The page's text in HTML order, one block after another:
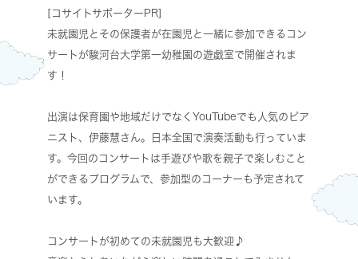
[コサイトサポーターPR]
未就園児とその保護者が在園児と一緒に参加できるコン
サートが駿河台大学第一幼稚園の遊戯室で開催されま
す！
出演は保育園や地域だけでなくYouTubeでも人気のピア
ニスト、伊藤慧さん。日本全国で演奏活動も行っていま
す。今回のコンサートは手遊びや歌を親子で楽しむこと
ができるプログラムで、参加型のコーナーも予定されて
います。
コンサートが初めての未就園児も大歓迎♪